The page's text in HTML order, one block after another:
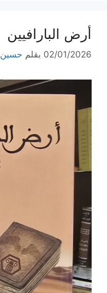
أرض البارافيين
02/01/2026 بقلم